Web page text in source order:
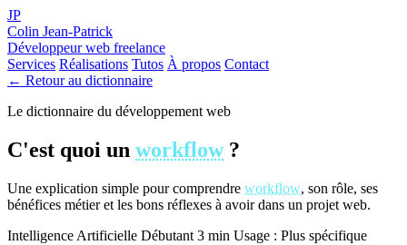
JP
Colin Jean-Patrick
Développeur web freelance
Services Réalisations Tutos À propos Contact
← Retour au dictionnaire
Le dictionnaire du développement web
C'est quoi un workflow?
Une explication simple pour comprendre workflow, son rôle, ses
bénéfices métier et les bons réflexes à avoir dans un projet web.
Intelligence Artificielle Débutant 3 min Usage : Plus spécifique